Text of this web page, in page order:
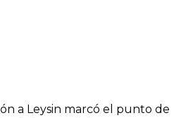
a Leysin marcó el punto de